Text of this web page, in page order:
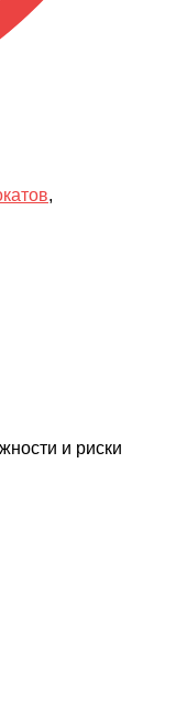
,
и риски